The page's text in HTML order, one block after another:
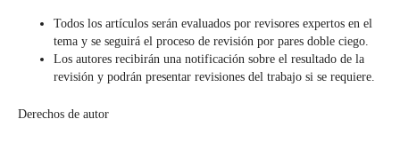
Todos los artículos serán evaluados por revisores expertos en el
tema y se seguirá el proceso de revisión por pares doble ciego.
Los autores recibirán una notificación sobre el resultado de la
revisión y podrán presentar revisiones del trabajo si se requiere.
Derechos de autor